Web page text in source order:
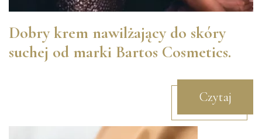
Dobry krem nawilżający do skóry
suchej od marki Bartos Cosmetics.
Czytaj